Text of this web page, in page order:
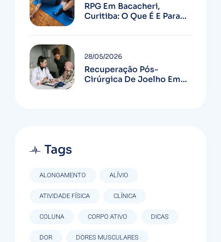
RPG Em Bacacheri,
Curitiba: O Que É E Para
Recuperação Pós-
Cirúrgica De Joelho Em
28/05/2026
Tags
ALONGAMENTO ALÍVIO
ATIVIDADE FÍSICA CLÍNICA
COLUNA CORPO ATIVO DICAS
DOR DORES MUSCULARES